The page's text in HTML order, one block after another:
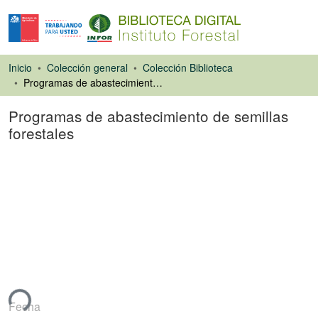
Inicio Colección general
Colección Biblioteca
Programas de abastecimiento de semillas forestales
Programas de abastecimiento de semillas
forestales
Fecha